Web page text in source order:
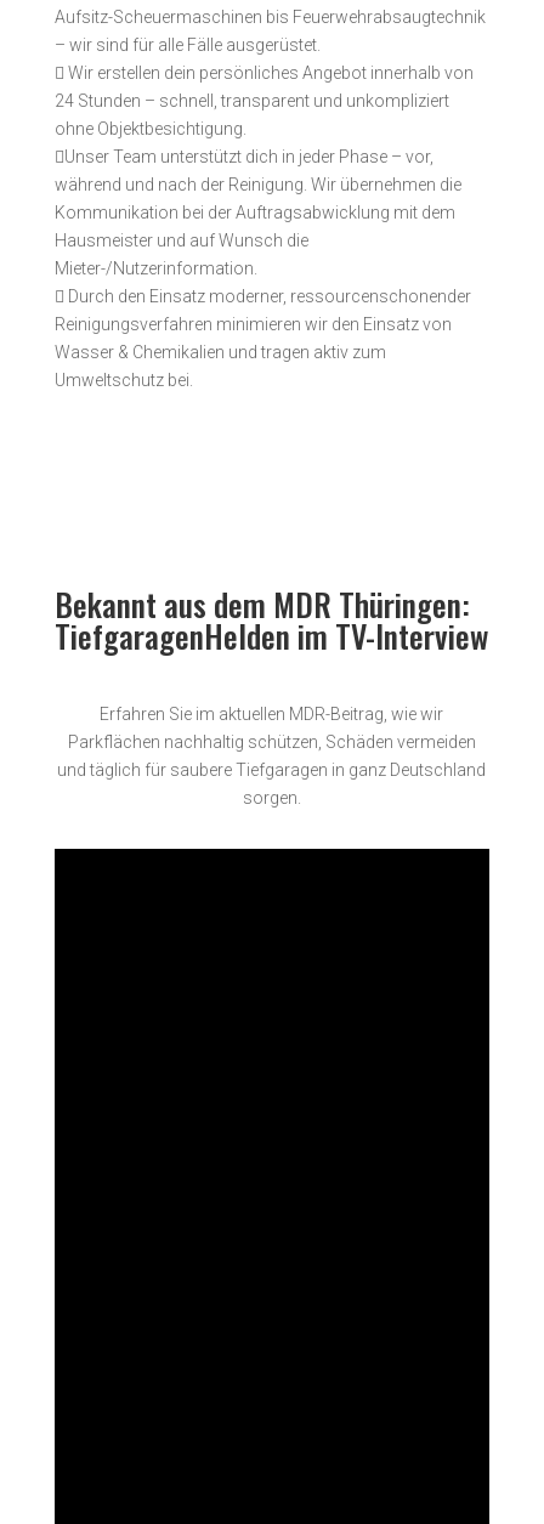
Aufsitz-Scheuermaschinen bis Feuerwehrabsaugtechnik
– wir sind für alle Fälle ausgerüstet.
 Wir erstellen dein persönliches Angebot innerhalb von
24 Stunden – schnell, transparent und unkompliziert
ohne Objektbesichtigung.
Unser Team unterstützt dich in jeder Phase – vor,
während und nach der Reinigung. Wir übernehmen die
Kommunikation bei der Auftragsabwicklung mit dem
Hausmeister und auf Wunsch die
Mieter-/Nutzerinformation.
 Durch den Einsatz moderner, ressourcenschonender
Reinigungsverfahren minimieren wir den Einsatz von
Wasser & Chemikalien und tragen aktiv zum
Umweltschutz bei.
Bekannt aus dem MDR Thüringen:
TiefgaragenHelden im TV-Interview
Erfahren Sie im aktuellen MDR-Beitrag, wie wir
Parkflächen nachhaltig schützen, Schäden vermeiden
und täglich für saubere Tiefgaragen in ganz Deutschland
sorgen.